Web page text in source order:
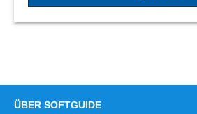
ÜBER SOFTGUIDE